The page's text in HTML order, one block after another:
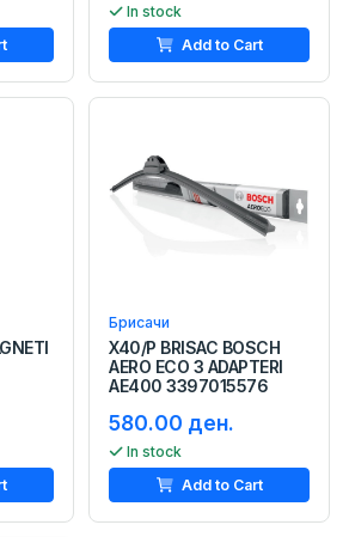
In stock
Add to Cart
Брисачи
X40/P BRISAC BOSCH
AERO ECO 3 ADAPTERI
AE400 3397015576
580.00 ден.
In stock
Add to Cart